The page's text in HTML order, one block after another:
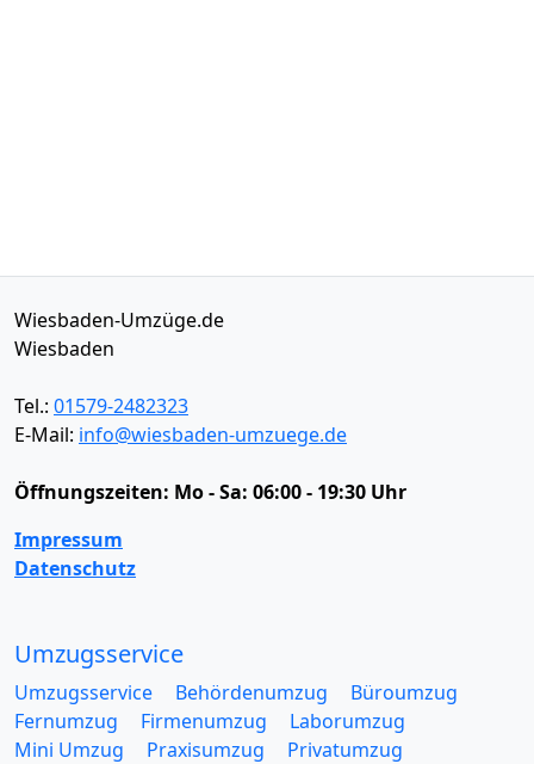
Wiesbaden-Umzüge.de
Wiesbaden
Tel.: 01579-2482323
E-Mail: info@wiesbaden-umzuege.de
Öffnungszeiten: Mo - Sa: 06:00 - 19:30 Uhr
Impressum
Datenschutz
Umzugsservice
Umzugsservice Behördenumzug
Büroumzug
Fernumzug
Firmenumzug
Laborumzug
Mini Umzug
Praxisumzug
Privatumzug